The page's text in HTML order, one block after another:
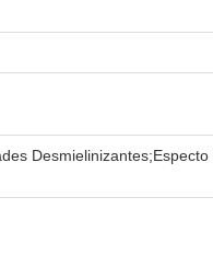
Desmielinizantes;Especto